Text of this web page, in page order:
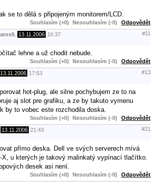
se to dělá s připojeným monitorem/LCD.
Souhlasím (+0) Nesouhlasím (-0) Odpovědět
13.11.2006 16:37 #11
lehne a už chodit nebude.
Souhlasím (+0) Nesouhlasím (-0) Odpovědět
13.11.2006 17:53 #13
hot-plug, ale silne pochybujem ze to na
aj slot pre grafiku, a ze by takuto vymenu
by to vobec este rozchodila doska.
Souhlasím (+0) Nesouhlasím (-0) Odpovědět
13.11.2006 21:43 #21
přímo deska. Dell ve svých serverech mívá
X, u kterých je takový malinkatý vypínací tlačítko.
desek asi není.
Souhlasím (+0) Nesouhlasím (-0) Odpovědět